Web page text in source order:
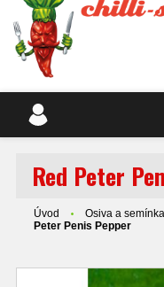
Red Peter
Úvod Osiva a semínka
Peter Penis Pepper